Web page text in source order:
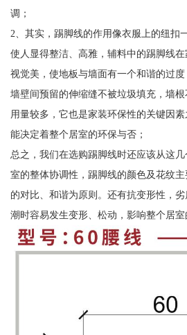
调；
2、其实，踢脚线的作用像衣服上的纽扣
使人显得整洁、高雅，辅料中的踢脚线
视觉美，使地板与墙面有一个和谐的过
墙壁间预留的伸缩缝不被垃圾填充，墙
用量较多，它也是家装环保性的关键因
能决定着整个居室的环保与否；
总之，我们在选购踢脚线时还应该从这
室的整体协调性，踢脚线的颜色及花纹
的对比、和谐为原则。还有抗变形性，
潮时容易发生变形、松动，影响整个居室